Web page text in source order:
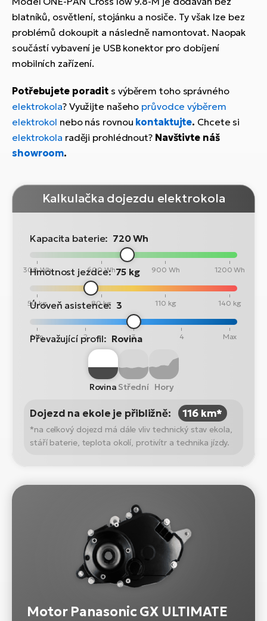
blatníků, osvětlení, stojánku a nosiče. Ty však lze bez
problémů dokoupit a následně namontovat. Naopak
součástí vybavení je USB konektor pro dobíjení
mobilních zařízení.
Potřebujete poradit s výběrem toho správného
elektrokola? Využijte našeho průvodce výběrem
elektrokol nebo nás rovnou kontaktujte. Chcete si
elektrokola raději prohlédnout? Navštivte náš
showroom.
Kalkulačka dojezdu elektrokola
Kapacita baterie: 720 Wh
300 Wh 600 Wh 900 Wh 1200 Wh
Hmotnost jezdce: 75 kg
50 kg 80 kg 110 kg 140 kg
Úroveň asistence: 3
Min 2 3 4 Max
Převažující profil: Rovina
Rovina Střední Hory
Dojezd na ekole je přibližně: 116 km*
*na celkový dojezd má dále vliv technický stav ekola,
stáří baterie, teplota okolí, protivítr a technika jízdy.
Motor Panasonic GX ULTIMATE